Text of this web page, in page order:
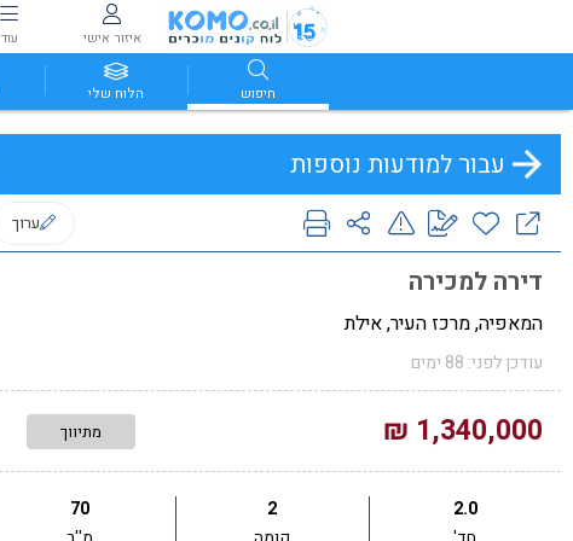
איזור אישי עוד
חיפוש הלוח שלי
עבור למודעות נוספות
ערוך
דירה למכירה
המאפיה, מרכז העיר, אילת
עודכן לפני: 88 ימים
1,340,000 ₪ מתיווך
2.0
2
70